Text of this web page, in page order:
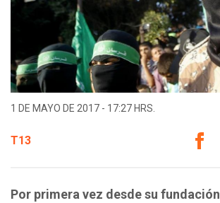
1 DE MAYO DE 2017 - 17:27 HRS.
T13
Por primera vez desde su